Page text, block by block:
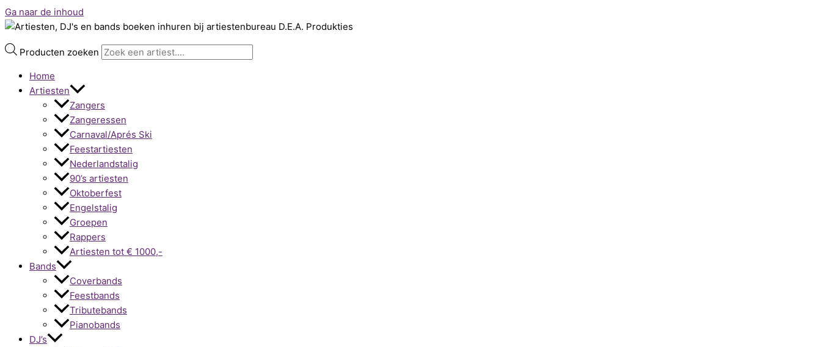
Ga naar de inhoud
Producten zoeken
Home
Artiesten
Zangers
Zangeressen
Carnaval/Aprés Ski
Feestartiesten
Nederlandstalig
90’s artiesten
Oktoberfest
Engelstalig
Groepen
Rappers
Artiesten tot € 1000,-
Bands
Coverbands
Feestbands
Tributebands
Pianobands
DJ’s